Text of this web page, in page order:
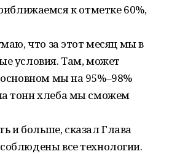
к отметке 60%,
что за этот месяц мы в
условия. Там, может
мы на 95%–98%
тонн хлеба мы сможем
и больше, сказал Глава
все технологии.